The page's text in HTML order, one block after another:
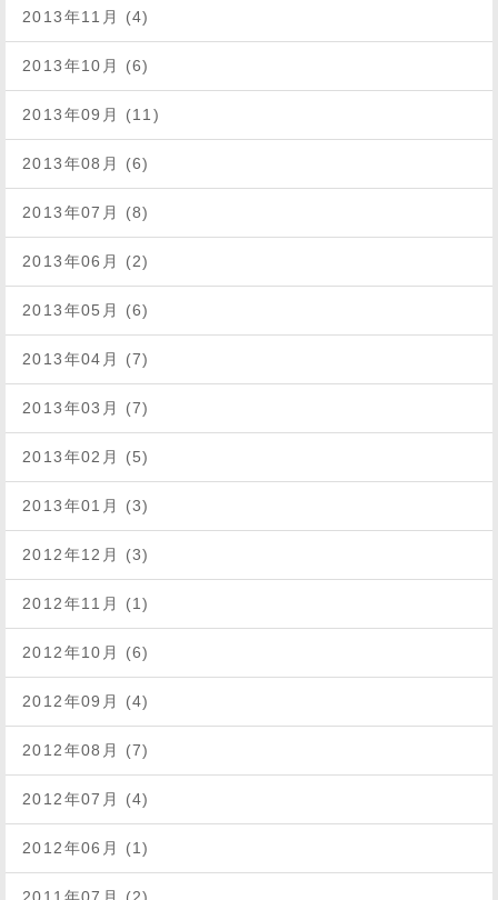
2013年11月 (4)
2013年10月 (6)
2013年09月 (11)
2013年08月 (6)
2013年07月 (8)
2013年06月 (2)
2013年05月 (6)
2013年04月 (7)
2013年03月 (7)
2013年02月 (5)
2013年01月 (3)
2012年12月 (3)
2012年11月 (1)
2012年10月 (6)
2012年09月 (4)
2012年08月 (7)
2012年07月 (4)
2012年06月 (1)